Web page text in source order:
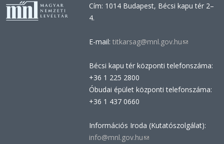
Cím: 1014 Budapest, Bécsi kapu tér 2–
4.
E-mail: titkarsag@mnl.gov.hu(link
e-
Bécsi kapu tér központi telefonszáma:
+36 1 225 2800
Óbudai épület központi telefonszáma:
+36 1 437 0660
Információs Iroda (Kutatószolgálat):
info@mnl.gov.hu(link